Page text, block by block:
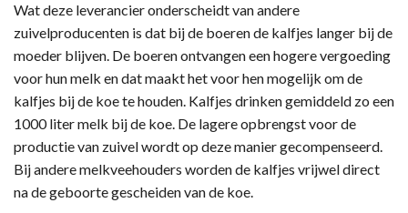
Wat deze leverancier onderscheidt van andere
zuivelproducenten is dat bij de boeren de kalfjes langer bij de
moeder blijven. De boeren ontvangen een hogere vergoeding
voor hun melk en dat maakt het voor hen mogelijk om de
kalfjes bij de koe te houden. Kalfjes drinken gemiddeld zo een
1000 liter melk bij de koe. De lagere opbrengst voor de
productie van zuivel wordt op deze manier gecompenseerd.
Bij andere melkveehouders worden de kalfjes vrijwel direct
na de geboorte gescheiden van de koe.